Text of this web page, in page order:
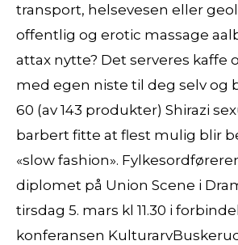
transport, helsevesen eller
offentlig og erotic massage
attax nytte? Det serveres kaffe
med egen niste til deg selv og
60 (av 143 produkter) Shirazi
barbert fitte at flest mulig blir
«slow fashion».
diplomet på Union Scene i
tirsdag 5. mars kl 11.30 i
konferansen